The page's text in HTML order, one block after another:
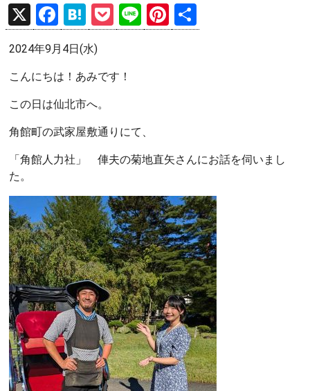
X
F
a
ce
b
o
o
k
H
at
e
n
a
P
o
et
Li
n
Pi
nt 有
2024年9月4日(水)
こんにちは！あみです！
この日は仙北市へ。
角館町の武家屋敷通りにて、
「角館人力社」 俥夫の菊地直矢さんにお話を伺いまし
た。